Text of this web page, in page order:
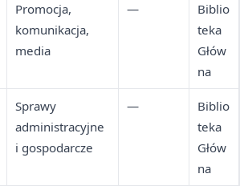
Promocja,
komunikacja,
media
—
Biblio
teka
Głów
na
Sprawy
administracyjne
i gospodarcze
—
Biblio
teka
Głów
na